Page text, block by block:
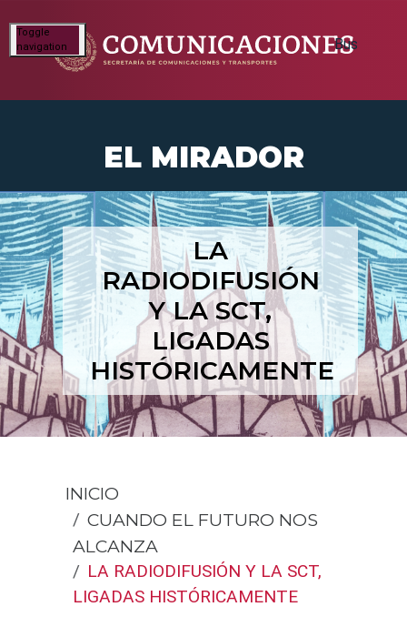
Toggle
navigation
EL MIRADOR
LA
RADIODIFUSIÓN
Y LA SCT,
LIGADAS
HISTÓRICAMENTE
INICIO
CUANDO EL FUTURO NOS
ALCANZA
LA RADIODIFUSIÓN Y LA SCT,
LIGADAS HISTÓRICAMENTE